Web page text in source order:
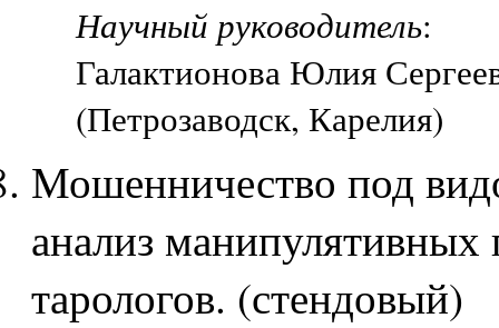
Научный руководитель:
Галактионова Юлия
(Петрозаводск, Карелия)
Мошенничество под
анализ манипулятивных
тарологов. (стендовый)